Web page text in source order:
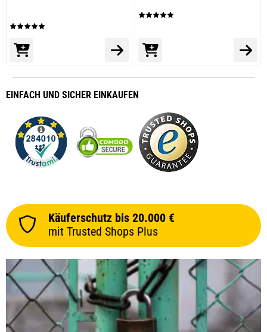
EINFACH UND SICHER EINKAUFEN
Käuferschutz bis 20.000 €
mit Trusted Shops Plus